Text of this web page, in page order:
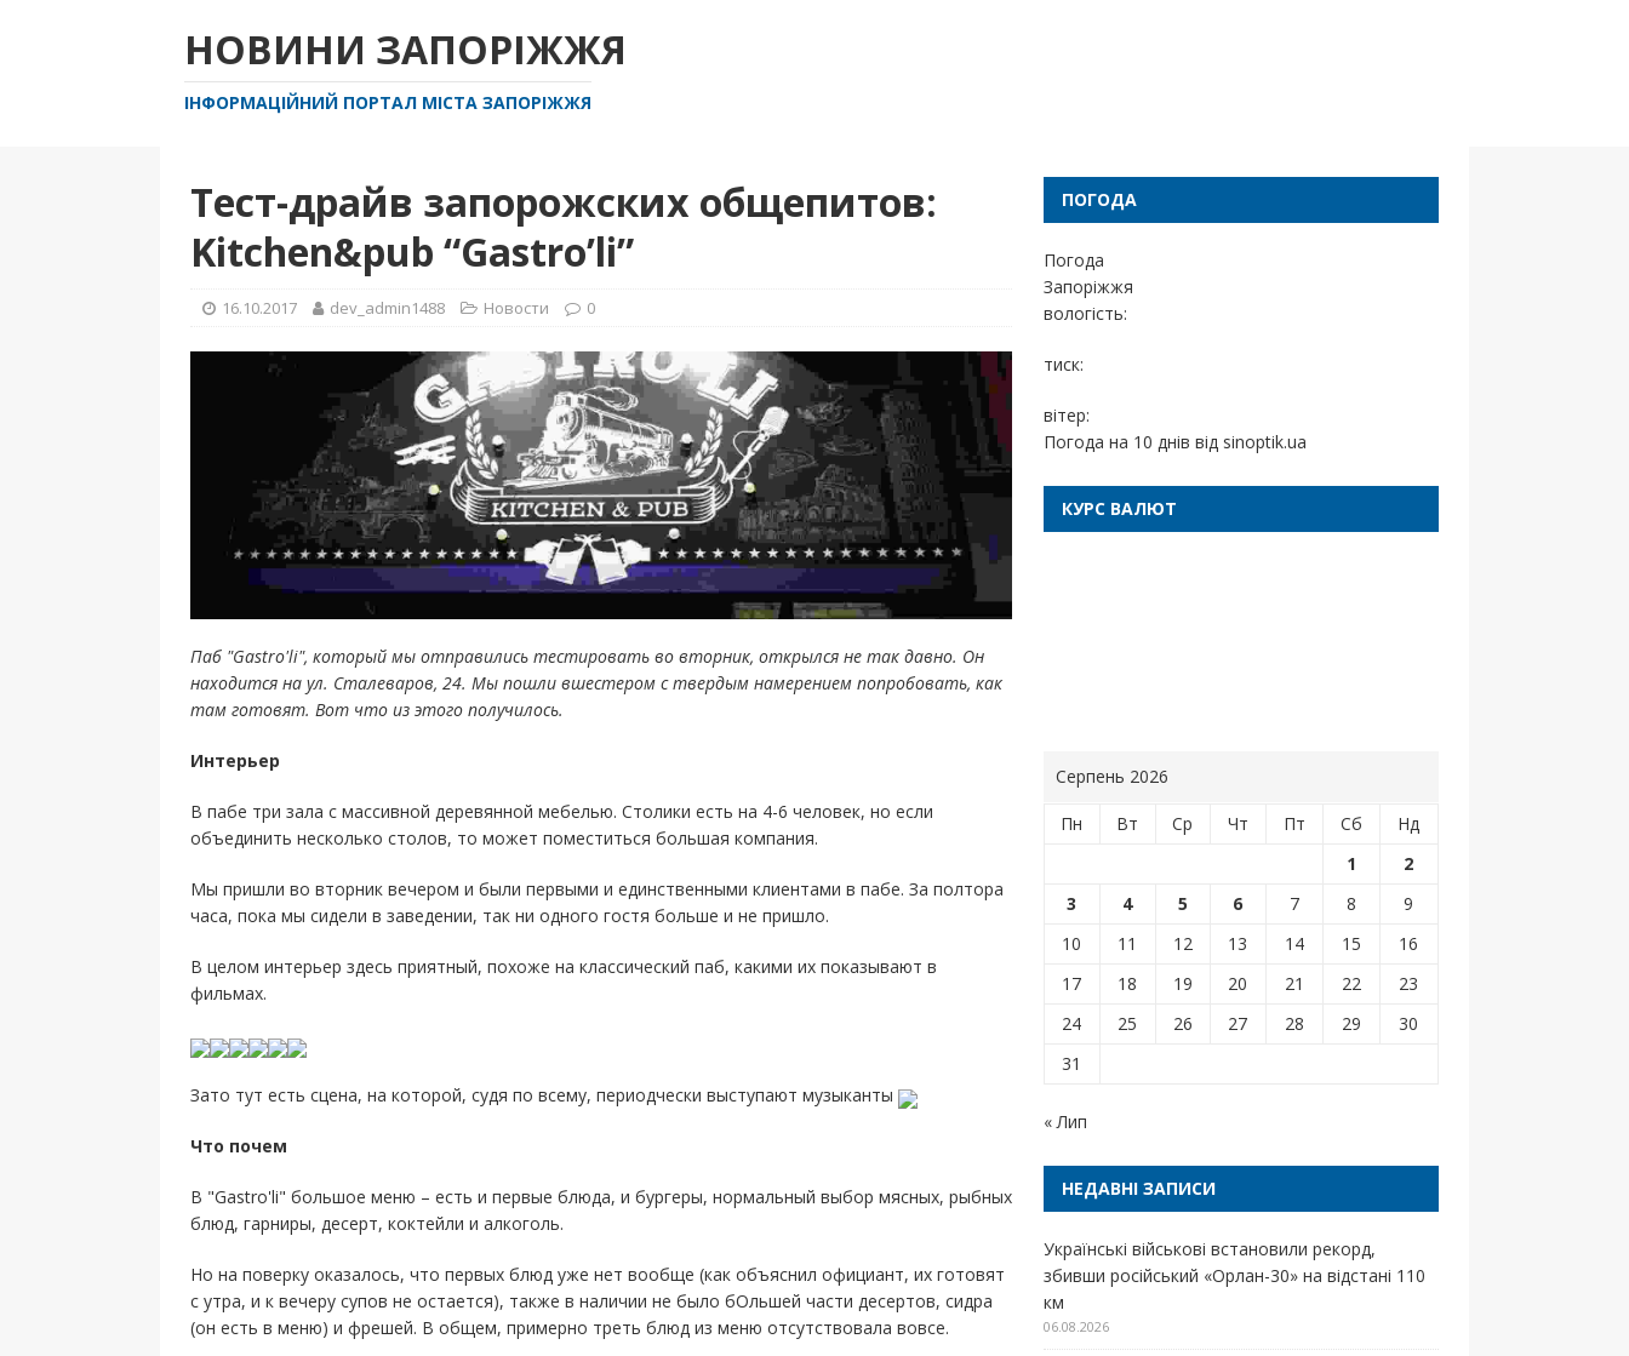
НОВИНИ ЗАПОРІЖЖЯ
ІНФОРМАЦІЙНИЙ ПОРТАЛ МІСТА ЗАПОРІЖЖЯ
Тест-драйв запорожских общепитов:
Kitchen&pub “Gastro’li”
16.10.2017 dev_admin1488 Новости 0
Паб "Gastro'li", который мы отправились тестировать во вторник, открылся не так давно. Он
находится на ул. Сталеваров, 24. Мы пошли вшестером с твердым намерением попробовать, как
там готовят. Вот что из этого получилось.
Интерьер
В пабе три зала с массивной деревянной мебелью. Столики есть на 4-6 человек, но если
объединить несколько столов, то может поместиться большая компания.
Мы пришли во вторник вечером и были первыми и единственными клиентами в пабе. За полтора
часа, пока мы сидели в заведении, так ни одного гостя больше и не пришло.
В целом интерьер здесь приятный, похоже на классический паб, какими их показывают в
фильмах.
Зато тут есть сцена, на которой, судя по всему, периодчески выступают музыканты
Что почем
В "Gastro'li" большое меню – есть и первые блюда, и бургеры, нормальный выбор мясных, рыбных
блюд, гарниры, десерт, коктейли и алкоголь.
Но на поверку оказалось, что первых блюд уже нет вообще (как объяснил официант, их готовят
с утра, и к вечеру супов не остается), также в наличии не было бОльшей части десертов, сидра
(он есть в меню) и фрешей. В общем, примерно треть блюд из меню отсутствовала вовсе.
ПОГОДА
Погода
Запоріжжя
вологість:
тиск:
вітер:
Погода на 10 днів від sinoptik.ua
КУРС ВАЛЮТ
Серпень 2026
Пн Вт Ср Чт Пт Сб
Нд
1
2
3
4 5 6 7 8
9
10
11 12 13 14 15
16
17
18 19 20 21 22
23
24
25 26 27 28 29
30
31
« Лип
НЕДАВНІ ЗАПИСИ
Українські військові встановили рекорд,
збивши російський «Орлан-30» на відстані 110
км
06.08.2026